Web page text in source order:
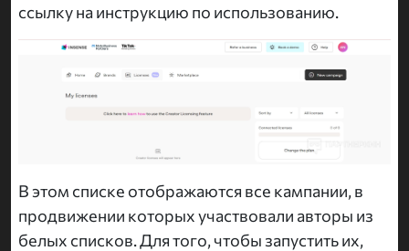
ссылку на инструкцию по использованию.
В этом списке отображаются все кампании, в
продвижении которых участвовали авторы из
белых списков. Для того, чтобы запустить их,